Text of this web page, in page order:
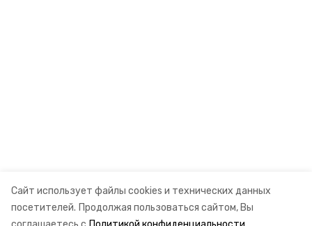
Сайт использует файлы cookies и технических данных
посетителей. Продолжая пользоваться сайтом, Вы